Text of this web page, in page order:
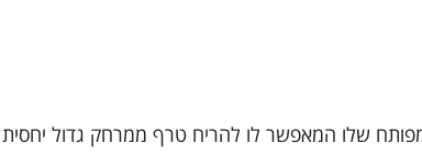
שלו המאפשר לו להריח טרף ממרחק גדול יחסית